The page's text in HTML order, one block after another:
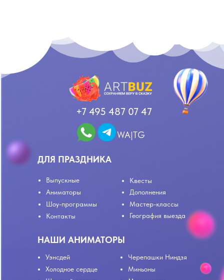
НАШИ АНИМАТОРЫ
Уэнсдей
Холодное сердце
Черепашки Ниндзя
Миньоны
+7 495 487 07 47
ДЛЯ ПРАЗДНИКА
Аниматоры
Шоу-программы
Квесты
Мастер-классы
Дополнения
WA|TG
Контакты География выезда
Выпускные